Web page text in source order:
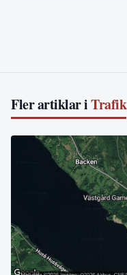
Fler artiklar iTrafik